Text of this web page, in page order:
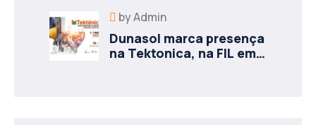
byAdmin
Dunasol marca presença
na Tektonica, na FIL em